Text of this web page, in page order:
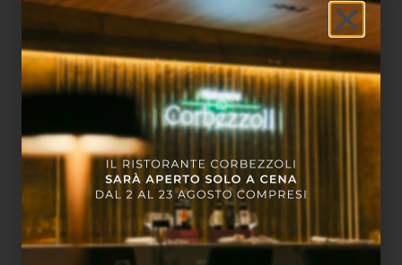
Giovedì 25 sarà la volta dello studio portoghese CAN
RAN arquitectura e dell’architetta madrilena Ángela
García de Paredes, co-fondatrice dello studio
Paredes Pedrosa Arquitectos.
Molto atteso anche il ritorno del Café della Stampa,
dove direttori di testate internazionali dialogano con
architetti e designer su temi attuali. Quest’anno ogni
giornata avrà un tema dedicato, dagli spazi del
lavoro fino ai contesti della condivisione. In
programma 18 incontri, tutti trasmessi anche in
streaming.